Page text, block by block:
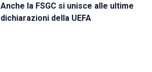
Anche la FSGC si unisce alle ultime
dichiarazioni della UEFA